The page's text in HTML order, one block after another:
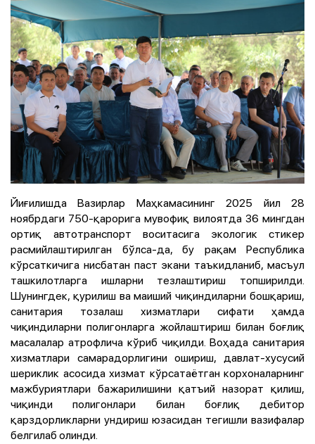
Йиғилишда Вазирлар Маҳкамасининг 2025 йил 28
ноябрдаги 750-қарорига мувофиқ вилоятда 36 мингдан
ортиқ автотранспорт воситасига экологик стикер
расмийлаштирилган бўлса-да, бу рақам Республика
кўрсаткичига нисбатан паст экани таъкидланиб, масъул
ташкилотларга ишларни тезлаштириш топширилди.
Шунингдек, қурилиш ва маиший чиқиндиларни бошқариш,
санитария тозалаш хизматлари сифати ҳамда
чиқиндиларни полигонларга жойлаштириш билан боғлиқ
масалалар атрофлича кўриб чиқилди. Воҳада санитария
хизматлари самарадорлигини ошириш, давлат-хусусий
шериклик асосида хизмат кўрсатаётган корхоналарнинг
мажбуриятлари бажарилишини қатъий назорат қилиш,
чиқинди полигонлари билан боғлиқ дебитор
қарздорликларни ундириш юзасидан тегишли вазифалар
белгилаб олинди.